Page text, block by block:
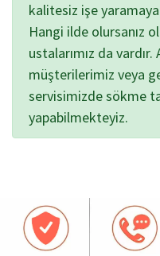
kalitesiz işe
Hangi ilde olursanız
ustalarımız da
müşterilerimiz veya
servisimizde sökme
yapabilmekteyiz.